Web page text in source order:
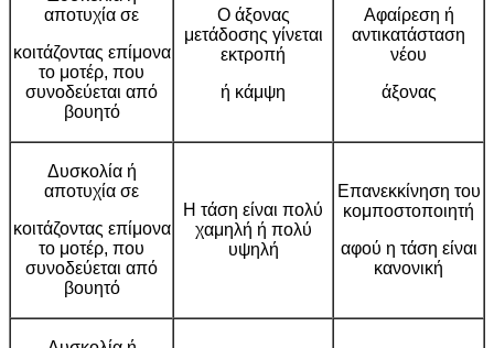
αποτυχία σε
κοιτάζοντας επίμονα
το μοτέρ, που
συνοδεύεται από
βουητό
Ο άξονας
μετάδοσης γίνεται
εκτροπή
ή κάμψη
Αφαίρεση ή
αντικατάσταση
νέου
άξονας
Δυσκολία ή
αποτυχία σε
κοιτάζοντας επίμονα
το μοτέρ, που
συνοδεύεται από
βουητό
Η τάση είναι πολύ
χαμηλή ή πολύ
υψηλή
Επανεκκίνηση του
κομποστοποιητή
αφού η τάση είναι
κανονική